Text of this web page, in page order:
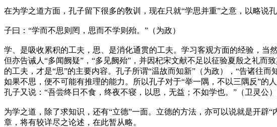
在为学之道方面，孔子留下很多的敎训，现在只就“学思并重”之意，以略说孔
子曰：“学而不思则罔，思而不学则殆。”（为政）
学、是吸收累积的工夫，思、是消化通贯的工夫。学习客观方面的经验，当
但亦告诫人“多闻阙疑”，“多见阙殆”，并因杞宋文献不足以征验夏殷之礼
的工夫，才是“思”的主要内容。孔子所谓“温故而知新”（为政），“告诸往而
如果不思，便不可能有推理的能力。所以孔子对于“举一隅，不以三隅反”
孔子又说：“吾尝终日不食，终夜不寝，以思，无益；不如学也。”（卫灵公
为学之道，除了求知识，还有“立德”一面。立德的方法，亦可以说就是开
章，将有较详尽之论述，在此暂从略。